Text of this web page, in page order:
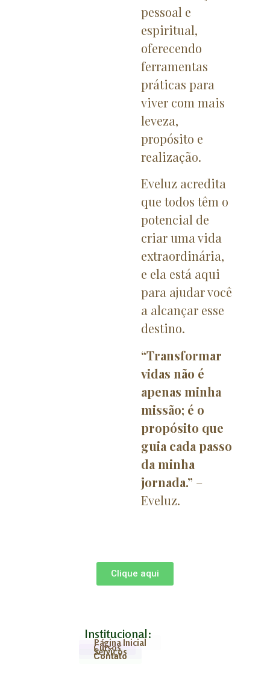
pessoal e
espiritual,
oferecendo
ferramentas
práticas para
viver com mais
leveza,
propósito e
realização.
Eveluz acredita
que todos têm o
potencial de
criar uma vida
extraordinária,
e ela está aqui
para ajudar você
a alcançar esse
destino.
“Transformar
vidas não é
apenas minha
missão; é o
propósito que
guia cada passo
da minha
jornada.” –
Eveluz.
Clique aqui
Institucional:
Página Inicial
Cursos
Serviços
Contato